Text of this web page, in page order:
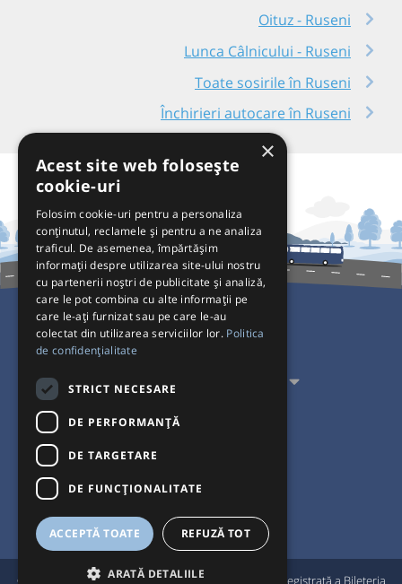
Oituz - Ruseni
Lunca Câlnicului - Ruseni
Toate sosirile în Ruseni
Închirieri autocare în Ruseni
Pentru Călători
Pentru Transportatori
Interacționăm
Acceptăm plăți cu
© Bileteria 2004-2026 | Autogari.RO® este marcă înregistrată a Bileteria
×
Acest site web folosește
cookie-uri
Folosim cookie-uri pentru a personaliza
conținutul, reclamele și pentru a ne analiza
traficul. De asemenea, împărtășim
informații despre utilizarea site-ului nostru
cu partenerii noștri de publicitate și analiză,
care le pot combina cu alte informații pe
care le-ați furnizat sau pe care le-au
colectat din utilizarea serviciilor lor. Politica
de confidențialitate
STRICT NECESARE
DE PERFORMANȚĂ
DE TARGETARE
DE FUNCŢIONALITATE
ACCEPTĂ TOATE REFUZĂ TOT
ARATĂ DETALIILE